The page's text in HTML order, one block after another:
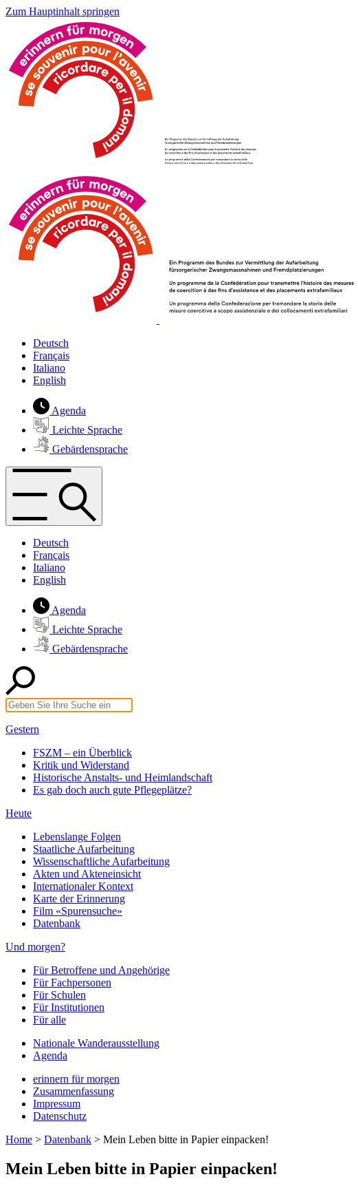
Zum Hauptinhalt springen
Deutsch
Français
Italiano
English
Agenda
Leichte Sprache
Gebärdensprache
Deutsch
Français
Italiano
English
Agenda
Leichte Sprache
Gebärdensprache
Gestern
FSZM – ein Überblick
Kritik und Widerstand
Historische Anstalts- und Heimlandschaft
Es gab doch auch gute Pflegeplätze?
Heute
Lebenslange Folgen
Staatliche Aufarbeitung
Wissenschaftliche Aufarbeitung
Akten und Akteneinsicht
Internationaler Kontext
Karte der Erinnerung
Film «Spurensuche»
Datenbank
Und morgen?
Für Betroffene und Angehörige
Für Fachpersonen
Für Schulen
Für Institutionen
Für alle
Nationale Wanderausstellung
Agenda
erinnern für morgen
Zusammenfassung
Impressum
Datenschutz
Home > Datenbank > Mein Leben bitte in Papier einpacken!
Mein Leben bitte in Papier einpacken!